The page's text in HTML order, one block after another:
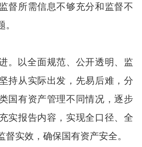
督所需信息不够充分和监督不
以全面规范、公开透明、监
持从实际出发，先易后难，分
国有资产管理不同情况，逐步
实报告内容，实现全口径、全
督实效，确保国有资产安全。